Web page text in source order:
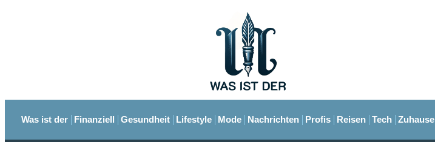
Was ist der Finanziell Gesundheit Lifestyle Mode Nachrichten Profis Reisen Tech Zuhause